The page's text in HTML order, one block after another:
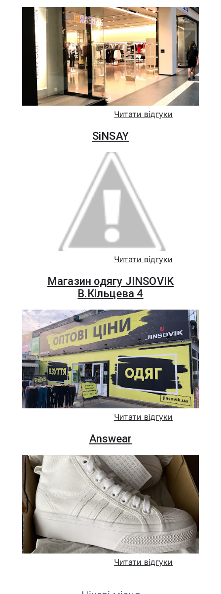
Читати відгуки
SiNSAY
Читати відгуки
Магазин одягу JINSOVIK
В.Кільцева 4
Читати відгуки
Answear
Читати відгуки